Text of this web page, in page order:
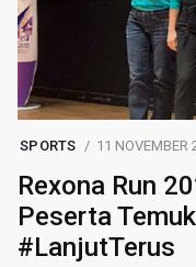
SPORTS 11 NOVEMBER
Rexona Run
Peserta
#LanjutTerus